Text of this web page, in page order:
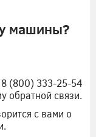
машины?
8 (800) 333-25-54
обратной связи.
с вами о